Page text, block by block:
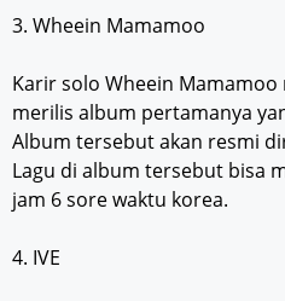
3. Wheein Mamamoo
Karir solo Wheein
merilis album pertamanya
Album tersebut akan resmi
Lagu di album tersebut bisa
jam 6 sore waktu korea.
4. IVE